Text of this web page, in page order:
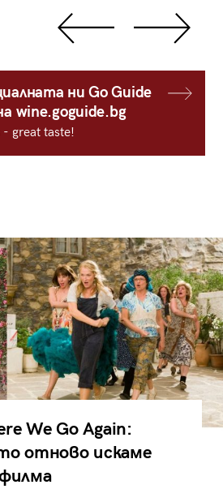
ни Go Guide
wine.goguide.bg
great taste!
We Go Again:
отново искаме